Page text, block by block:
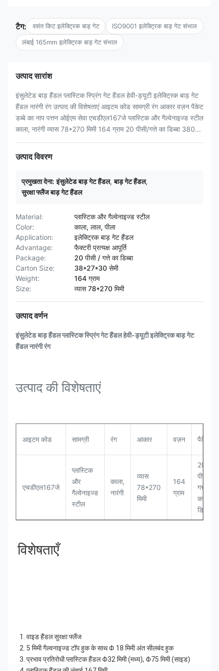
टैग: वसंत किट इलेक्ट्रिक बाड़ गेट ISO9001 इलेक्ट्रिक बाड़ गेट संभाल
लंबाई 165mm इलेक्ट्रिक बाड़ गेट संभाल
उत्पाद सारांश
इंसुलेटेड बाड़ हैंडल प्लास्टिक स्प्रिंग गेट हैंडल हेवी-ड्यूटी इलेक्ट्रिक बाड़ गेट
हैंडल नारंगी रंग उत्पाद की विशेषताएं आइटम कोड सामग्री रंग आकार वज़न पैकेट
डब्बे का नाप पत्तन ओईएम सेवा एचडीएल167जे प्लास्टिक और गैल्वेनाइज्ड स्टील
काला, नारंगी व्यास 78*270 मिमी 164 ग्राम 20 पीसी/गत्ते का डिब्बा 380...
उत्पाद विवरण
प्रमुखता देना: इंसुलेटेड बाड़ गेट हैंडल,बाड़ गेट हैंडल,
सुरक्षा फ्लैंज बाड़ गेट हैंडल
Material:
प्लास्टिक और गैल्वेनाइज्ड स्टील
Color:
काला, लाल, पीला
Application:
इलेक्ट्रिक बाड़ गेट हैंडल
Advantage:
फैक्टरी प्रत्यक्ष आपूर्ति
Package:
20 पीसी / गत्ते का डिब्बा
Carton Size:
38*27*30 सेमी
Weight:
164 ग्राम
Size:
व्यास 78*270 मिमी
उत्पाद वर्णन
इंसुलेटेड बाड़ हैंडल प्लास्टिक स्प्रिंग गेट हैंडल हेवी-ड्यूटी इलेक्ट्रिक बाड़ गेट
हैंडल नारंगी रंग
उत्पाद की विशेषताएं
आइटम कोड सामग्री रंग आकार वज़न पैकेट
एचडीएल167जे
प्लास्टिक
और
गैल्वेनाइज्ड
स्टील
काला,
नारंगी
व्यास
78*270
मिमी
164
ग्राम
20
पीसी/
गत्ते
का
डिब्बा
विशेषताएँ
1. वाइड हैंडल सुरक्षा फ्लैंज
2. 5 मिमी गैल्वनाइज्ड टॉप हुक के साथ Φ 18 मिमी अंत सीलबंद हुक
3. प्रभाव प्रतिरोधी प्लास्टिक हैंडल Φ32 मिमी (मध्य), Φ75 मिमी (साइड)